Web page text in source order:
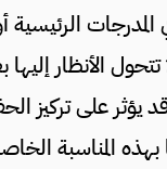
الرئيسية
الأنظار
يؤثر على تركيز
المناسبة